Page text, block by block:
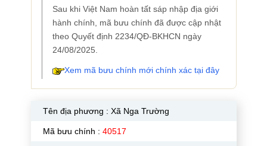
Sau khi Việt Nam hoàn tất sáp nhập địa giới
hành chính, mã bưu chính đã được cập nhật
theo Quyết định 2234/QĐ-BKHCN ngày
24/08/2025.
Xem mã bưu chính mới chính xác tại đây
Tên địa phương : Xã Nga Trường
Mã bưu chính : 40517